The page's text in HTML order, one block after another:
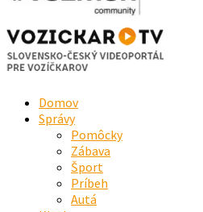
Domov
Správy
Pomôcky
Zábava
Šport
Príbeh
Autá